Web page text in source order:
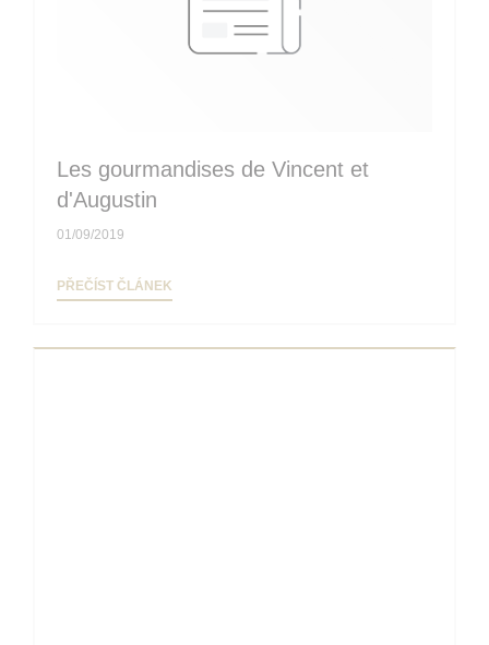
Les gourmandises de Vincent et
d'Augustin
01/09/2019
PŘEČÍST ČLÁNEK